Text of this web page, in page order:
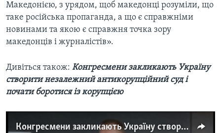
Македонією, з урядом, щоб македонці розуміли, що
таке російська пропаганда, а що є справжніми
новинами та якою є справжня точка зору
македонців і журналістів».
Дивіться також: Конгресмени закликають Україну
створити незалежний антикорупційний суд і
почати боротися із корупцією
Конгресмени закликають Україну створити незалежний антикорупційний суд і почати боротися із корупцією. Відео